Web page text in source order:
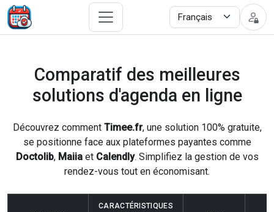
Comparatif des meilleures
solutions d'agenda en ligne
Découvrez comment Timee.fr, une solution 100% gratuite,
se positionne face aux plateformes payantes comme
Doctolib, Maiiaet Calendly. Simplifiez la gestion de vos
rendez-vous tout en économisant.
CARACTÉRISTIQUES